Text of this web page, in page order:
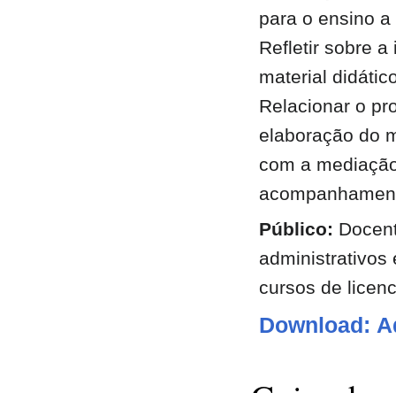
para o ensino
Refletir sobre a
material
Relacionar o
elaboração do
com a
Público:
administrativos
cursos de
Download: